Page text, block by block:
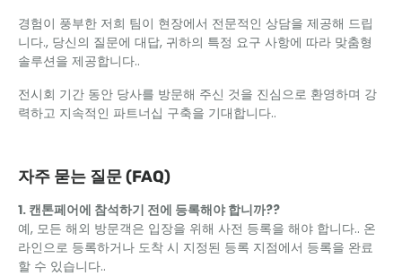
경험이 풍부한 저희 팀이 현장에서 전문적인 상담을 제공해 드립
니다., 당신의 질문에 대답, 귀하의 특정 요구 사항에 따라 맞춤형
솔루션을 제공합니다..
전시회 기간 동안 당사를 방문해 주신 것을 진심으로 환영하며 강
력하고 지속적인 파트너십 구축을 기대합니다..
자주 묻는 질문 (FAQ)
1. 캔톤페어에 참석하기 전에 등록해야 합니까??
예, 모든 해외 방문객은 입장을 위해 사전 등록을 해야 합니다.. 온
라인으로 등록하거나 도착 시 지정된 등록 지점에서 등록을 완료
할 수 있습니다..